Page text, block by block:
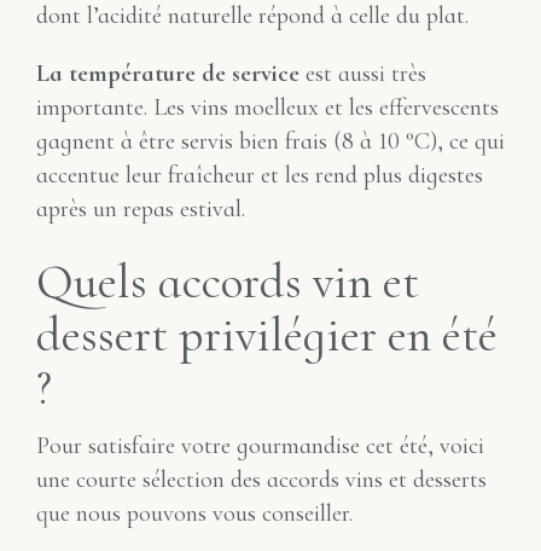
dont l’acidité naturelle répond à celle du plat.
La température de service est aussi très
importante. Les vins moelleux et les effervescents
gagnent à être servis bien frais (8 à 10 °C), ce qui
accentue leur fraîcheur et les rend plus digestes
après un repas estival.
Quels accords vin et
dessert privilégier en été
?
Pour satisfaire votre gourmandise cet été, voici
une courte sélection des accords vins et desserts
que nous pouvons vous conseiller.